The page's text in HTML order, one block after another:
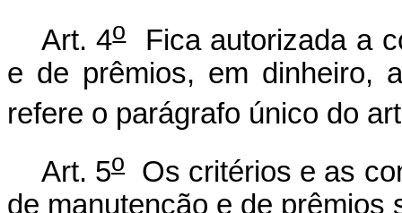
Art. 4oFica autorizada a
e de prêmios, em dinheiro,
refere o parágrafo único do
Art. 5o
Os critérios e as
de manutenção e de prêmios